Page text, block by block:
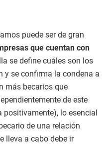
puede ser de gran
que cuentan con
se define cuáles son los
y se confirma la condena a
más becarios que
de este
positivamente), lo esencial
de una relación
lleva a cabo debe ir